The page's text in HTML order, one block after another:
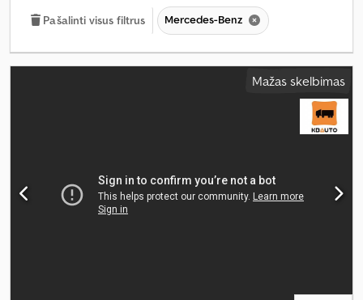
Pašalinti visus filtrus Mercedes-Benz
Mažas skelbimas